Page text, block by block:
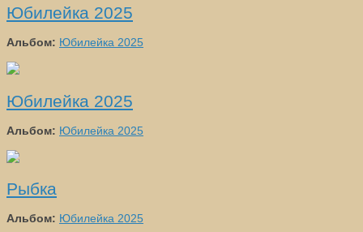
Юбилейка 2025
Альбом: Юбилейка 2025
Юбилейка 2025
Альбом: Юбилейка 2025
Рыбка
Альбом: Юбилейка 2025